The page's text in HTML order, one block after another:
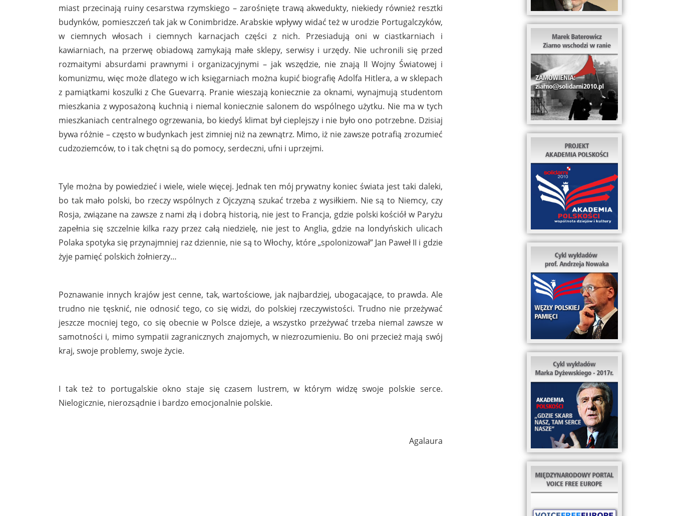
miast przecinają ruiny cesarstwa rzymskiego – zarośnięte trawą akwedukty, niekiedy również resztki
budynków, pomieszczeń tak jak w Conimbridze. Arabskie wpływy widać też w urodzie Portugalczyków,
w ciemnych włosach i ciemnych karnacjach części z nich. Przesiadują oni w ciastkarniach i
kawiarniach, na przerwę obiadową zamykają małe sklepy, serwisy i urzędy. Nie uchronili się przed
rozmaitymi absurdami prawnymi i organizacyjnymi – jak wszędzie, nie znają II Wojny Światowej i
komunizmu, więc może dlatego w ich księgarniach można kupić biografię Adolfa Hitlera, a w sklepach
z pamiątkami koszulki z Che Guevarrą. Pranie wieszają koniecznie za oknami, wynajmują studentom
mieszkania z wyposażoną kuchnią i niemal koniecznie salonem do wspólnego użytku. Nie ma w tych
mieszkaniach centralnego ogrzewania, bo kiedyś klimat był cieplejszy i nie było ono potrzebne. Dzisiaj
bywa różnie – często w budynkach jest zimniej niż na zewnątrz. Mimo, iż nie zawsze potrafią zrozumieć
cudzoziemców, to i tak chętni są do pomocy, serdeczni, ufni i uprzejmi.
Tyle można by powiedzieć i wiele, wiele więcej. Jednak ten mój prywatny koniec świata jest taki daleki,
bo tak mało polski, bo rzeczy wspólnych z Ojczyzną szukać trzeba z wysiłkiem. Nie są to Niemcy, czy
Rosja, związane na zawsze z nami złą i dobrą historią, nie jest to Francja, gdzie polski kościół w Paryżu
zapełnia się szczelnie kilka razy przez całą niedzielę, nie jest to Anglia, gdzie na londyńskich ulicach
Polaka spotyka się przynajmniej raz dziennie, nie są to Włochy, które „spolonizował” Jan Paweł II i gdzie
żyje pamięć polskich żołnierzy…
Poznawanie innych krajów jest cenne, tak, wartościowe, jak najbardziej, ubogacające, to prawda. Ale
trudno nie tęsknić, nie odnosić tego, co się widzi, do polskiej rzeczywistości. Trudno nie przeżywać
jeszcze mocniej tego, co się obecnie w Polsce dzieje, a wszystko przeżywać trzeba niemal zawsze w
samotności i, mimo sympatii zagranicznych znajomych, w niezrozumieniu. Bo oni przecież mają swój
kraj, swoje problemy, swoje życie.
I tak też to portugalskie okno staje się czasem lustrem, w którym widzę swoje polskie serce.
Nielogicznie, nierozsądnie i bardzo emocjonalnie polskie.
Agalaura